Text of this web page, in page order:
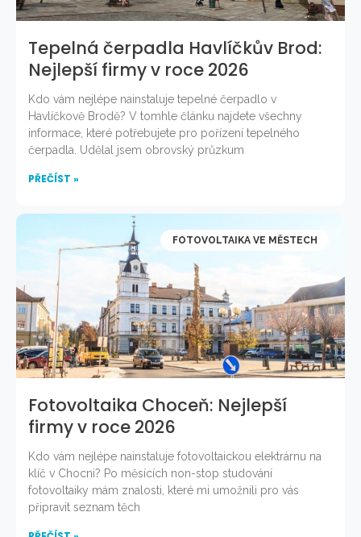
Tepelná čerpadla Havlíčkův Brod:
Nejlepší firmy v roce 2026
Kdo vám nejlépe nainstaluje tepelné čerpadlo v
Havlíčkově Brodě? V tomhle článku najdete všechny
informace, které potřebujete pro pořízení tepelného
čerpadla. Udělal jsem obrovský průzkum
PŘEČÍST »
FOTOVOLTAIKA VE MĚSTECH
Fotovoltaika Choceň: Nejlepší
firmy v roce 2026
Kdo vám nejlépe nainstaluje fotovoltaickou elektrárnu na
klíč v Chocni? Po měsících non-stop studování
fotovoltaiky mám znalosti, které mi umožnili pro vás
připravit seznam těch